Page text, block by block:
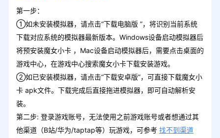
第一步：
①如未安装模拟器，请点击“下载电脑版 ”，将识别当前系统
下载对应系统的模拟器最新版本。Windows设备启动模拟器后
将预安装魔女小卡 ，Mac设备启动模拟器后，需要点击桌面的
游戏中心，在游戏中心搜索魔女小卡下载安装游戏。
②如已安装模拟器，请点击“下载安卓版”，可直接下载魔女小
卡 apk文件。下载完成后直接拖进模拟器，即可自动解析安
装。
第二步: 登录游戏账号，无法使用之前游戏账号或者想通过其
他渠道（B站/华为/taptap等）玩游戏，可参考 找不到渠道